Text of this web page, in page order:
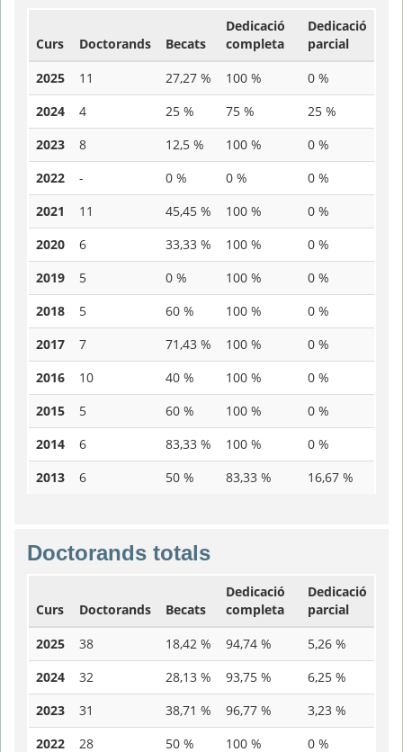
Curs Doctorands Becats
Dedicació
completa
Dedicació
parcial
2025
11 27,27 % 100 %
0 %
2024
4 25 % 75 %
25 %
2023
8 12,5 % 100 %
0 %
2022
- 0 % 0 %
0 %
2021
11 45,45 % 100 %
0 %
2020
6 33,33 % 100 %
0 %
2019
5 0 % 100 %
0 %
2018
5 60 % 100 %
0 %
2017
7 71,43 % 100 %
0 %
2016
10 40 % 100 %
0 %
2015
5 60 % 100 %
0 %
2014
6 83,33 % 100 %
0 %
2013
6 50 % 83,33 % 16,67 %
Doctorands totals
Curs Doctorands Becats
Dedicació
completa
Dedicació
parcial
2025
38 18,42 % 94,74 %
5,26 %
2024
32 28,13 % 93,75 %
6,25 %
2023
31 38,71 % 96,77 %
3,23 %
2022
28 50 % 100 %
0 %